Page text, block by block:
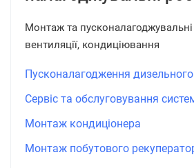
Монтаж та
вентиляції, кондиціювання
Пусконалагодження
Сервіс та обслуговування
Монтаж кондиціонера
Монтаж побутового